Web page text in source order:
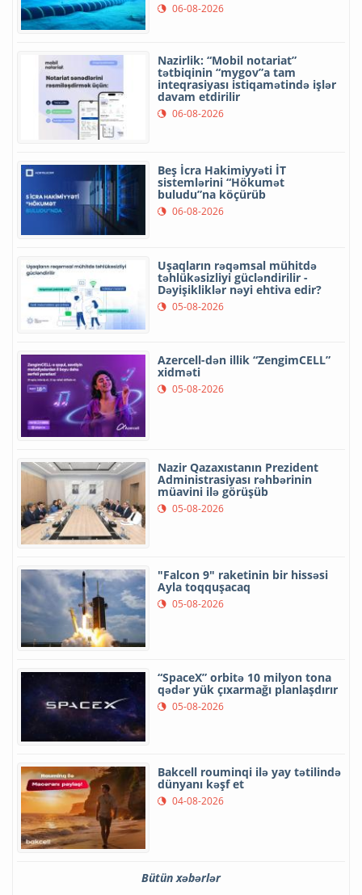
06-08-2026
Nazirlik: “Mobil notariat”
tətbiqinin “mygov”a tam
inteqrasiyası istiqamətində işlər
davam etdirilir
06-08-2026
Beş İcra Hakimiyyəti İT
sistemlərini “Hökumət
buludu”na köçürüb
06-08-2026
Uşaqların rəqəmsal mühitdə
təhlükəsizliyi gücləndirilir -
Dəyişikliklər nəyi ehtiva edir?
05-08-2026
Azercell-dən illik “ZengimCELL”
xidməti
05-08-2026
Nazir Qazaxıstanın Prezident
Administrasiyası rəhbərinin
müavini ilə görüşüb
05-08-2026
"Falcon 9" raketinin bir hissəsi
Ayla toqquşacaq
05-08-2026
“SpaceX” orbitə 10 milyon tona
qədər yük çıxarmağı planlaşdırır
05-08-2026
Bakcell rouminqi ilə yay tətilində
dünyanı kəşf et
04-08-2026
Bütün xəbərlər